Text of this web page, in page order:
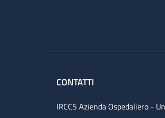
CONTATTI
IRCCS Azienda Ospedaliero -